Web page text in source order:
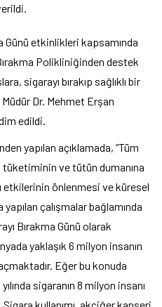
Günü etkinlikleri kapsamında
Polikliniğinden destek
sigarayı bırakıp sağlıklı bir
Müdür Dr. Mehmet Erşan
edildi.
yapılan açıklamada, “Tüm
ve tütün dumanına
etkilerinin önlenmesi ve küresel
yapılan çalışmalar bağlamında
Bırakma Günü olarak
yaklaşık 6 milyon insanın
Eğer bu konuda
sigaranın 8 milyon insanı